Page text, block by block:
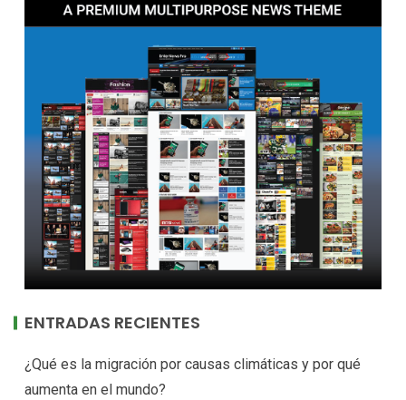
ENTRADAS RECIENTES
¿Qué es la migración por causas climáticas y por qué
aumenta en el mundo?